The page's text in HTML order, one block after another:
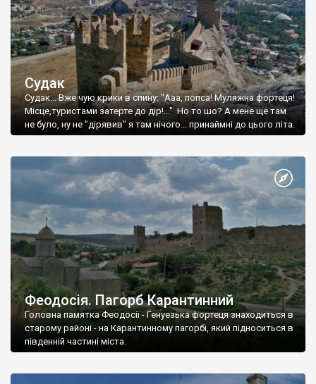
Судак
Судак... Вже чую крики в спину: "Ааа, попса! Муляжна фортеця!
Місце,туристами затерте до дір!..." Но то шо? А мене ще там
не було, ну не "дірявив" я там нічого... принаймні до цього літа.
Феодосія. Пагорб Карантинний
Головна памятка Феодосії - Генуезька фортеця знаходиться в
старому районі - на Карантинному пагорбі, який підноситься в
південній частині міста.